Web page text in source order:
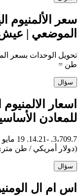
سعر الألمنيوم
الموضعي |
طن =
سؤال
اسعار
للمعادن
(دولار أمريكي / طن متري)
سؤال
اس ام ال